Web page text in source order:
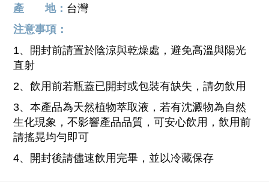
產 地： 台灣
注意事項：
1、 開封前請置於陰涼與乾燥處，避免高溫與陽光
直射
2、 飲用前若瓶蓋已開封或包裝有缺失，請勿飲用
3、 本產品為天然植物萃取液，若有沈澱物為自然
生化現象，不影響產品品質，可安心飲用，飲用前
請搖晃均勻即可
4、 開封後請儘速飲用完畢，並以冷藏保存